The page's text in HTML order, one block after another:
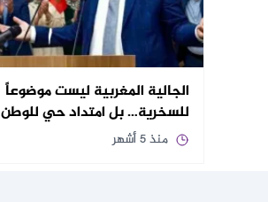
الجالية المغربية ليست موضوعاً
للسخرية… بل امتداد حي للوطن
منذ 5 أشهر